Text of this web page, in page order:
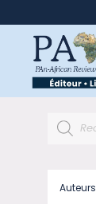
Auteurs